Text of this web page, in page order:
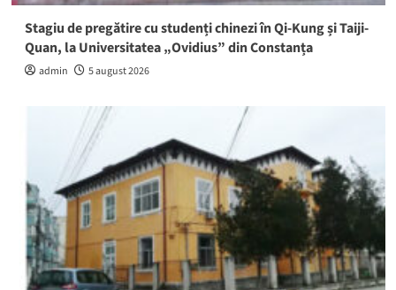
Stagiu de pregătire cu studenți chinezi în Qi-Kung și Taiji-
Quan, la Universitatea „Ovidius” din Constanța
admin 5 august 2026